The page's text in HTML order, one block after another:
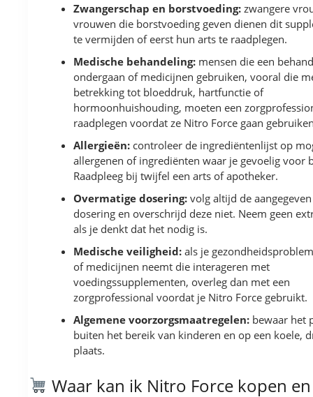
Zwangerschap en borstvoeding: zwangere
vrouwen die borstvoeding geven dienen dit
te vermijden of eerst hun arts te raadplegen.
Medische behandeling: mensen die een
ondergaan of medicijnen gebruiken, vooral die
betrekking tot bloeddruk, hartfunctie of
hormoonhuishouding, moeten een
raadplegen voordat ze Nitro Force gaan
Allergieën: controleer de ingrediëntenlijst op
allergenen of ingrediënten waar je gevoelig voor
Raadpleeg bij twijfel een arts of apotheker.
Overmatige dosering: volg altijd de aangegeven
dosering en overschrijd deze niet. Neem geen
als je denkt dat het nodig is.
Medische veiligheid: als je
of medicijnen neemt die interageren met
voedingssupplementen, overleg dan met een
zorgprofessional voordat je Nitro Force gebruikt.
Algemene voorzorgsmaatregelen: bewaar het
buiten het bereik van kinderen en op een koele,
plaats.
Waar kan ik Nitro Force kopen en